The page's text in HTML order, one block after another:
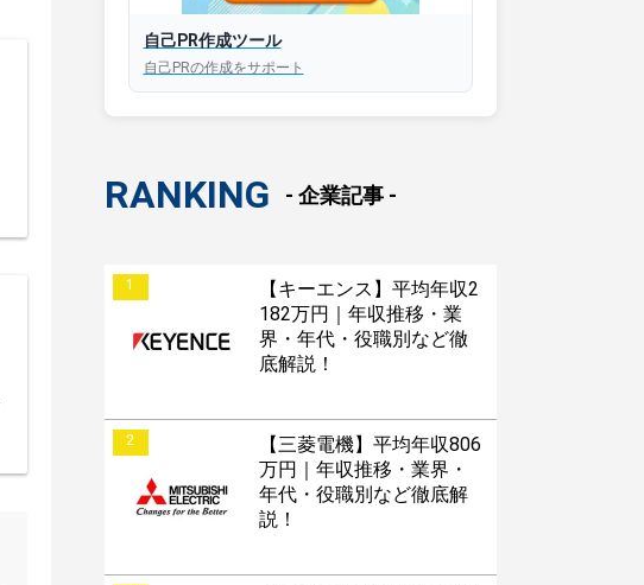
自己PR作成ツール
自己PRの作成をサポート
RANKING - 企業記事 -
1
【キーエンス】平均年収2
182万円｜年収推移・業
界・年代・役職別など徹
底解説！
2
【三菱電機】平均年収806
万円｜年収推移・業界・
年代・役職別など徹底解
説！